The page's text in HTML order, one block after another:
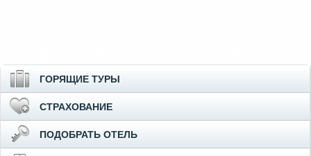
ГОРЯЩИЕ ТУРЫ
СТРАХОВАНИЕ
ПОДОБРАТЬ ОТЕЛЬ